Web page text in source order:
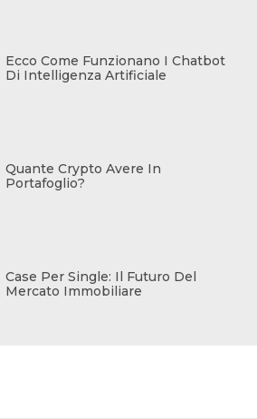
Ecco Come Funzionano I Chatbot
Di Intelligenza Artificiale
Quante Crypto Avere In
Portafoglio?
Case Per Single: Il Futuro Del
Mercato Immobiliare